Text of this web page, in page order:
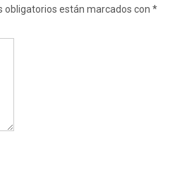
obligatorios están marcados con *